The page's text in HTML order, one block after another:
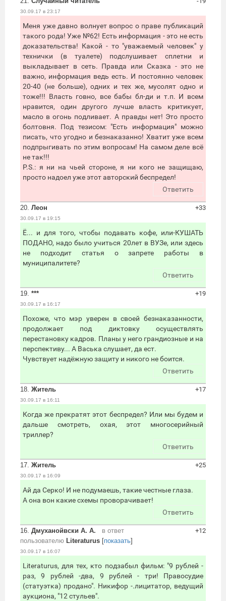
30.09.17 в 23:17
Меня уже давно волнует вопрос о праве публикаций
такого рода! Уже №62! Есть информация - это не есть
доказательства! Какой - то "уважаемый человек" у
технички (в туалете) подслушивает сплетни и
выкладывает в сеть. Правда или Сказка - это не
важно, информация ведь есть. И постоянно человек
20-40 (не больше), одних и тех же, мусолят одно и
тоже!!! Власть говно, все бабы бл-ди и т.п. И всем
нравится, один другого лучше власть критикует,
масло в огонь подливает. А правды нет! Это просто
болтовня. Под тезисом: "Есть информация" можно
писать, что угодно и безнаказанно! Хватит уже всем
подпрыгивать по этим вопросам! На самом деле всё
не так!!!
P.S.: я ни на чьей стороне, я ни кого не защищаю,
просто надоел уже этот авторский беспредел!
Ответить
20. Леон
30.09.17 в 19:15
+33
Ё... и для того, чтобы подавать кофе, или-КУШАТЬ
ПОДАНО, надо было учиться 20лет в ВУЗе, или здесь
не подходит статья о запрете работы в
муниципалитете?
Ответить
19. ***
30.09.17 в 16:17
+19
Похоже, что мэр уверен в своей безнаказанности,
продолжает под диктовку осуществлять
перестановку кадров. Планы у него грандиозные и на
перспективу... А Васька слушает, да ест.
Чувствует надёжную защиту и никого не боится.
Ответить
18. Житель
30.09.17 в 16:11
+17
Когда же прекратят этот беспредел? Или мы будем и
дальше смотреть, охая, этот многосерийный
триллер?
Ответить
17. Житель
30.09.17 в 16:09
+25
Ай да Серко! И не подумаешь, такие честные глаза.
А она вон какие схемы проворачивает!
Ответить
16. Дмуханойвски А. А.
в ответ
пользователю Literaturus [показать]
30.09.17 в 16:07
+12
Literaturus, для тех, кто подзабыл фильм: "9 рублей -
раз, 9 рублей -два, 9 рублей - три! Правосудие
(статуэтка) продано". Никифор -.лицитатор, ведущий
аукциона, "12 стульев".